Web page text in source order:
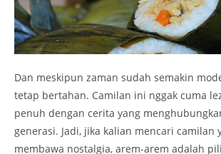
Dan meskipun zaman sudah semakin
tetap bertahan. Camilan ini nggak cuma
penuh dengan cerita yang
generasi. Jadi, jika kalian mencari camilan
membawa nostalgia, arem-arem adalah